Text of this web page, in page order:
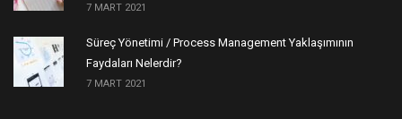
7 MART 2021
Süreç Yönetimi / Process Management Yaklaşımının
Faydaları Nelerdir?
7 MART 2021